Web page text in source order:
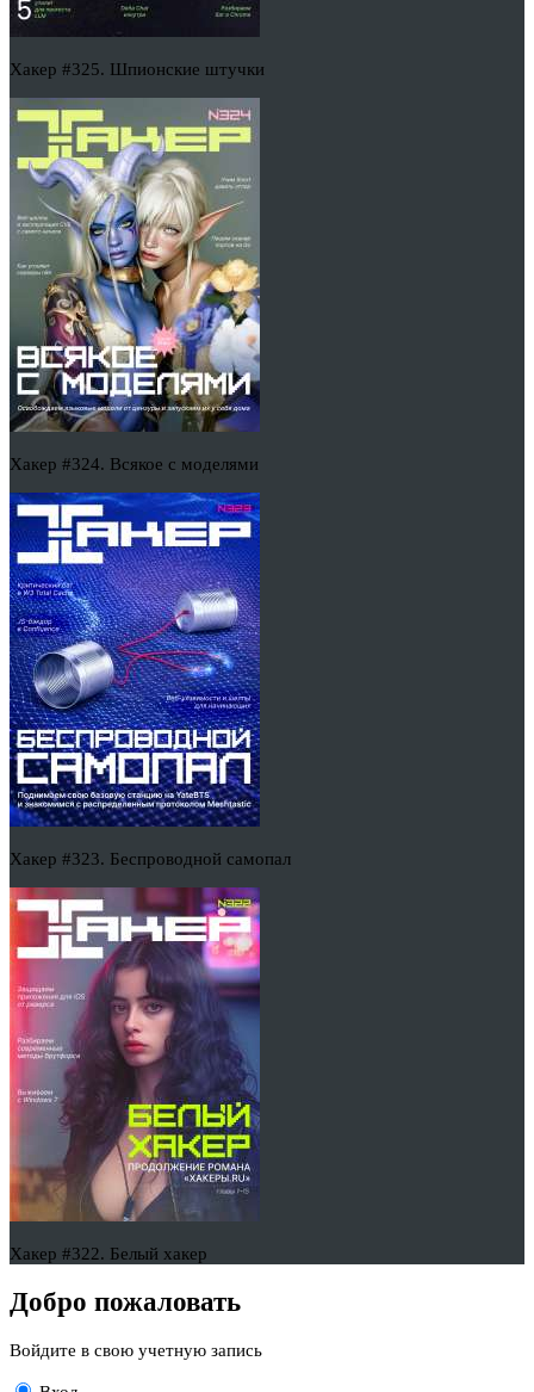
Хакер #325. Шпионские штучки
Хакер #324. Всякое с моделями
Хакер #323. Беспроводной самопал
Хакер #322. Белый хакер
Добро пожаловать
Войдите в свою учетную запись